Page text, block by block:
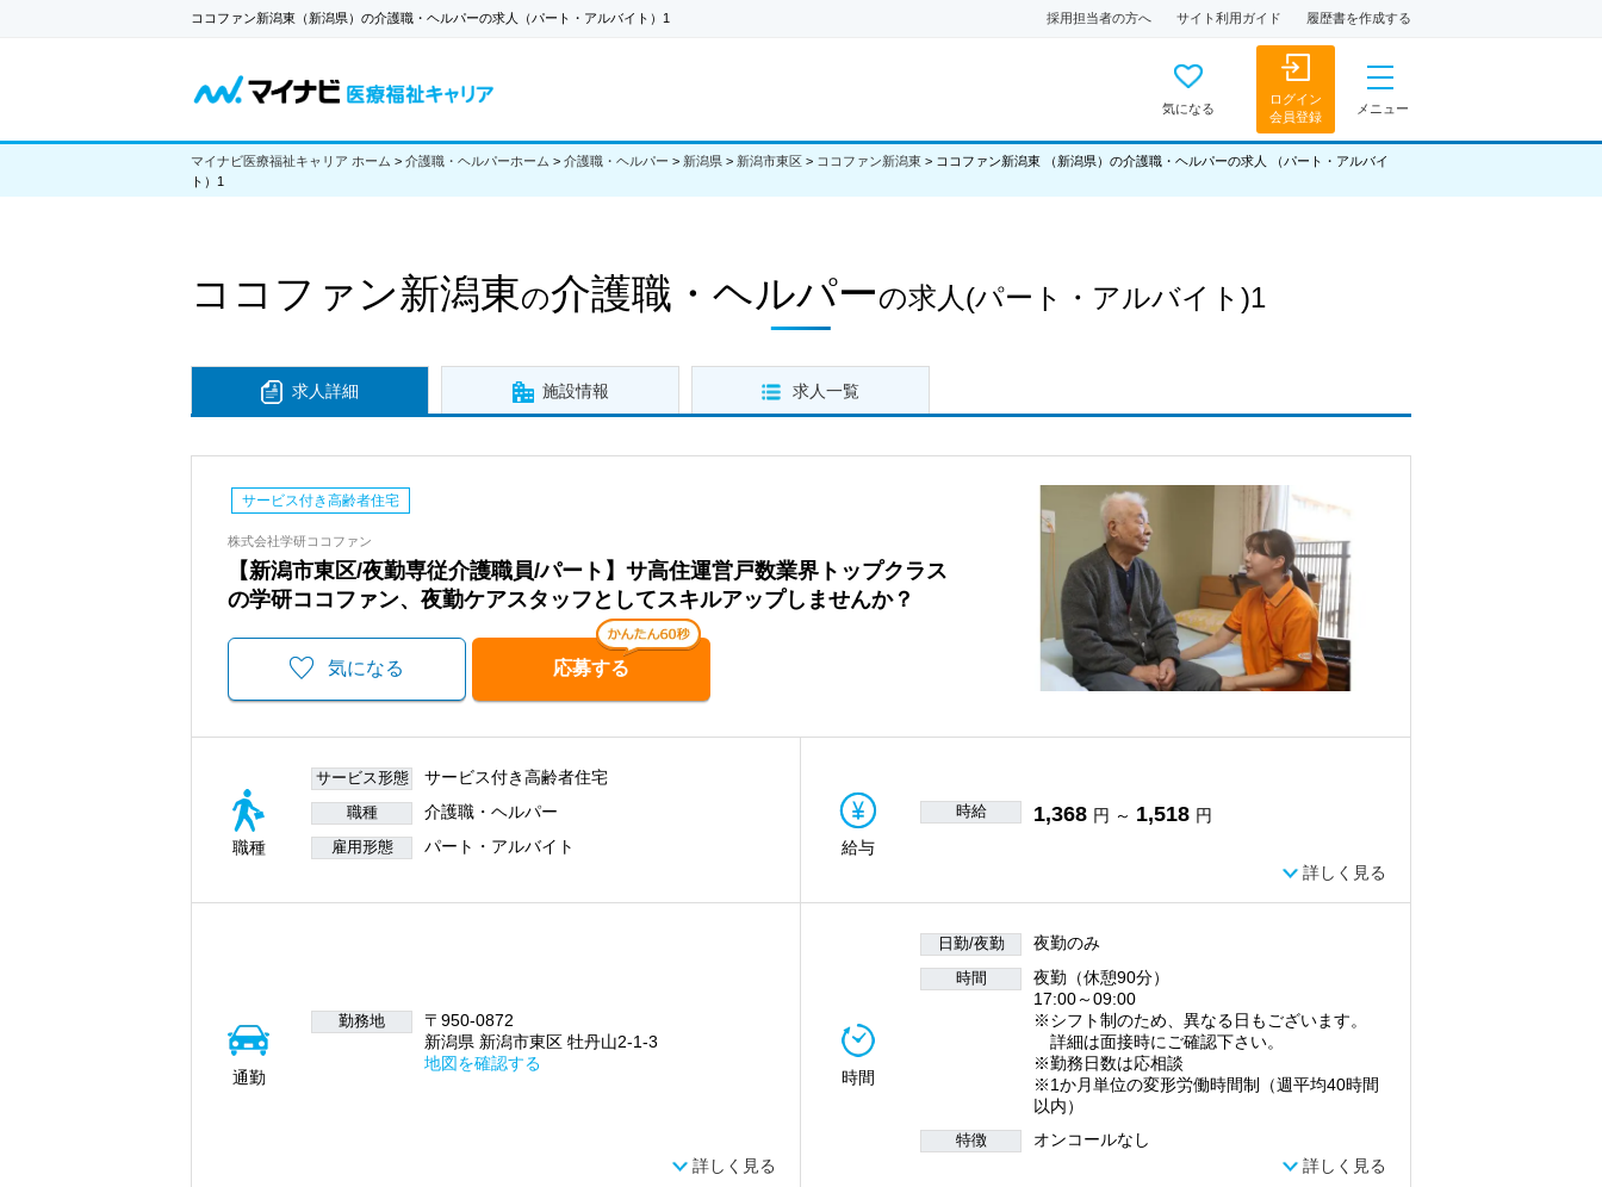
ココファン新潟東（新潟県）の介護職・ヘルパーの求人（パート・アルバイト）1 採用担当者の方へ サイト利用ガイド 履歴書を作成する
気になる
ログイン
会員登録
メニュー
マイナビ医療福祉キャリア ホーム > 介護職・ヘルパーホーム > 介護職・ヘルパー > 新潟県 > 新潟市東区 > ココファン新潟東 > ココファン新潟東 （新潟県）の介護職・ヘルパーの求人 （パート・アルバイ
ト）1
ココファン新潟東の介護職・ヘルパーの求人 (パート・アルバイト)1
求人詳細 施設情報 求人一覧
サービス付き高齢者住宅
株式会社学研ココファン
【新潟市東区/夜勤専従介護職員/パート】サ高住運営戸数業界トップクラス
の学研ココファン、夜勤ケアスタッフとしてスキルアップしませんか？
気になる 応募する
職種
サービス形態 サービス付き高齢者住宅
職種 介護職・ヘルパー
雇用形態 パート・アルバイト 給与
時給 1,368 円 ～ 1,518 円
詳しく見る
通勤
勤務地
〒950-0872
新潟県 新潟市東区 牡丹山2-1-3
地図を確認する
詳しく見る
時間
日勤/夜勤 夜勤のみ
時間
夜勤（休憩90分）
17:00～09:00
※シフト制のため、異なる日もございます。
詳細は面接時にご確認下さい。
※勤務日数は応相談
※1か月単位の変形労働時間制（週平均40時間
以内）
特徴 オンコールなし
詳しく見る